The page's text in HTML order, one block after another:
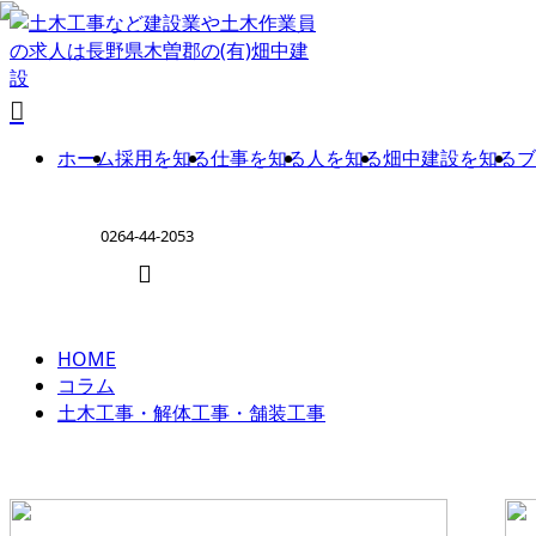
ホーム採用を知る仕事を知る人を知る畑中建設を知る
0264-44-2053
ENTRY
土木
工
事・
工
column
HOME
コラム
土木工事・解体工事・舗装工事